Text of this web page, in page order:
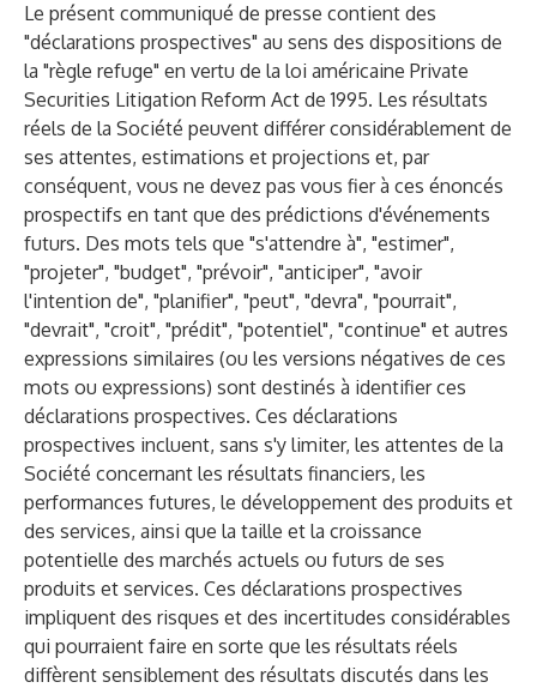
Le présent communiqué de presse contient des
"déclarations prospectives" au sens des dispositions de
la "règle refuge" en vertu de la loi américaine Private
Securities Litigation Reform Act de 1995. Les résultats
réels de la Société peuvent différer considérablement de
ses attentes, estimations et projections et, par
conséquent, vous ne devez pas vous fier à ces énoncés
prospectifs en tant que des prédictions d'événements
futurs. Des mots tels que "s'attendre à", "estimer",
"projeter", "budget", "prévoir", "anticiper", "avoir
l'intention de", "planifier", "peut", "devra", "pourrait",
"devrait", "croit", "prédit", "potentiel", "continue" et autres
expressions similaires (ou les versions négatives de ces
mots ou expressions) sont destinés à identifier ces
déclarations prospectives. Ces déclarations
prospectives incluent, sans s'y limiter, les attentes de la
Société concernant les résultats financiers, les
performances futures, le développement des produits et
des services, ainsi que la taille et la croissance
potentielle des marchés actuels ou futurs de ses
produits et services. Ces déclarations prospectives
impliquent des risques et des incertitudes considérables
qui pourraient faire en sorte que les résultats réels
diffèrent sensiblement des résultats discutés dans les